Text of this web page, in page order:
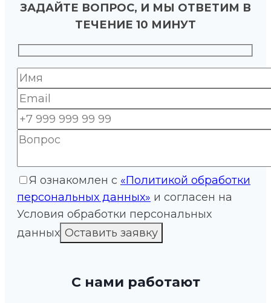
ЗАДАЙТЕ ВОПРОС, И МЫ ОТВЕТИМ В
ТЕЧЕНИЕ 10 МИНУТ
Я ознакомлен с «Политикой обработки
персональных данных» и согласен на
Условия обработки персональных
данных
С нами работают